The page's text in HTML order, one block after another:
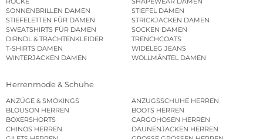
SONNENBRILLEN DAMEN
STIEFEL DAMEN
STIEFELETTEN FÜR DAMEN
STRICKJACKEN DAMEN
SWEATSHIRTS FÜR DAMEN
SOCKEN DAMEN
DIRNDL & TRACHTENKLEIDER
TRENCHCOATS
T-SHIRTS DAMEN
WIDELEG JEANS
WINTERJACKEN DAMEN
WOLLMÄNTEL DAMEN
Herrenmode & Schuhe
ANZÜGE & SMOKINGS
ANZUGSSCHUHE HERREN
BLOUSON HERREN
BOOTS HERREN
BOXERSHORTS
CARGOHOSEN HERREN
CHINOS HERREN
DAUNENJACKEN HERREN